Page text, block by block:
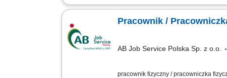
Zakres obowiązków ręczny zbiór
Pracownik /
AB Job Service Polska Sp. z o.o.
pracownik fizyczny / pracowniczka